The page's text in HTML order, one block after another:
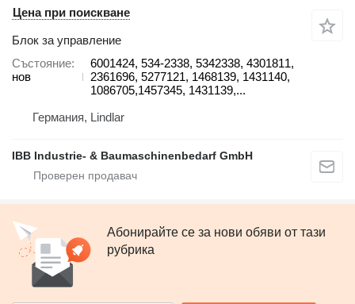
Цена при поискване
Блок за управление
Състояние
нов
6001424, 534-2338, 5342338, 4301811,
2361696, 5277121, 1468139, 1431140,
1086705,1457345, 1431139,...
Германия, Lindlar
IBB Industrie- & Baumaschinenbedarf GmbH
Абонирайте се за нови обяви от тази
рубрика